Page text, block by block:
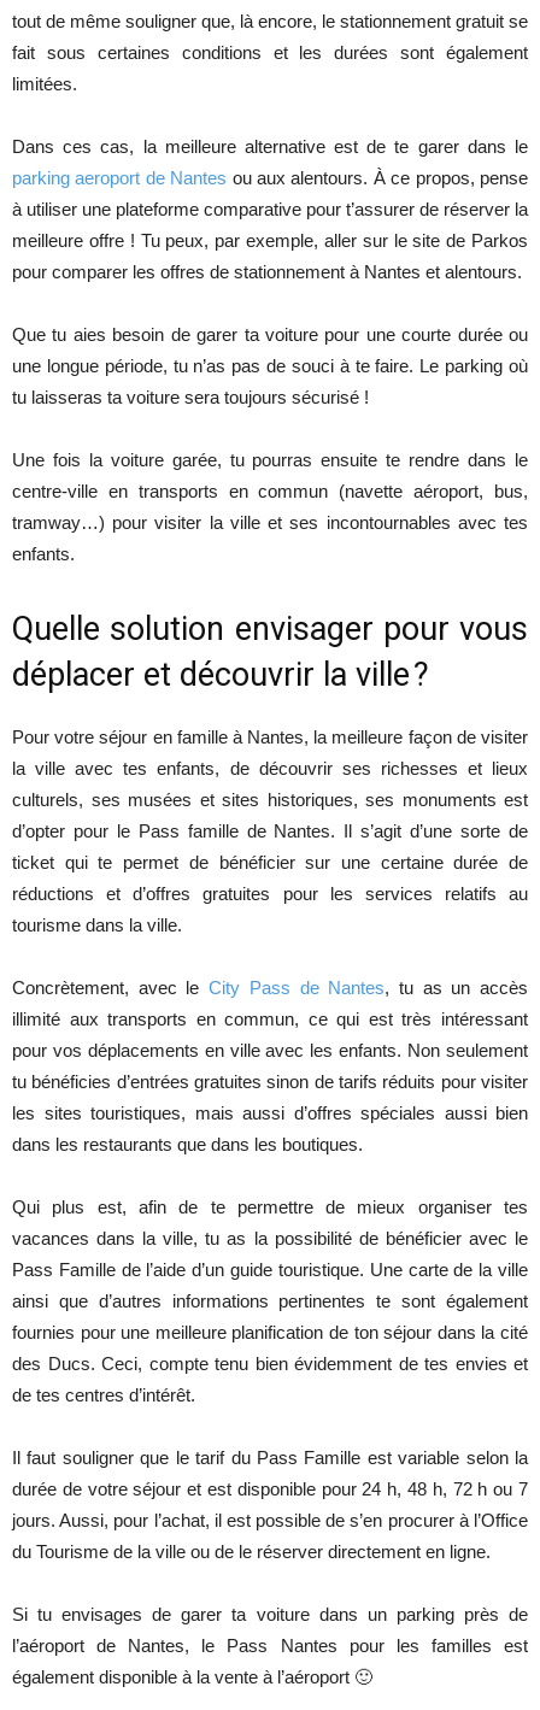
tout de même souligner que, là encore, le stationnement gratuit se
fait sous certaines conditions et les durées sont également
limitées.
Dans ces cas, la meilleure alternative est de te garer dans le
parking aeroport de Nantes ou aux alentours. À ce propos, pense
à utiliser une plateforme comparative pour t’assurer de réserver la
meilleure offre ! Tu peux, par exemple, aller sur le site de Parkos
pour comparer les offres de stationnement à Nantes et alentours.
Que tu aies besoin de garer ta voiture pour une courte durée ou
une longue période, tu n’as pas de souci à te faire. Le parking où
tu laisseras ta voiture sera toujours sécurisé !
Une fois la voiture garée, tu pourras ensuite te rendre dans le
centre-ville en transports en commun (navette aéroport, bus,
tramway…) pour visiter la ville et ses incontournables avec tes
enfants.
Quelle solution envisager pour vous
déplacer et découvrir la ville ?
Pour votre séjour en famille à Nantes, la meilleure façon de visiter
la ville avec tes enfants, de découvrir ses richesses et lieux
culturels, ses musées et sites historiques, ses monuments est
d’opter pour le Pass famille de Nantes. Il s’agit d’une sorte de
ticket qui te permet de bénéficier sur une certaine durée de
réductions et d’offres gratuites pour les services relatifs au
tourisme dans la ville.
Concrètement, avec leCity Pass de Nantes, tu as un accès
illimité aux transports en commun, ce qui est très intéressant
pour vos déplacements en ville avec les enfants. Non seulement
tu bénéficies d’entrées gratuites sinon de tarifs réduits pour visiter
les sites touristiques, mais aussi d’offres spéciales aussi bien
dans les restaurants que dans les boutiques.
Qui plus est, afin de te permettre de mieux organiser tes
vacances dans la ville, tu as la possibilité de bénéficier avec le
Pass Famille de l’aide d’un guide touristique. Une carte de la ville
ainsi que d’autres informations pertinentes te sont également
fournies pour une meilleure planification de ton séjour dans la cité
des Ducs. Ceci, compte tenu bien évidemment de tes envies et
de tes centres d’intérêt.
Il faut souligner que le tarif du Pass Famille est variable selon la
durée de votre séjour et est disponible pour 24 h, 48 h, 72 h ou 7
jours. Aussi, pour l’achat, il est possible de s’en procurer à l’Office
du Tourisme de la ville ou de le réserver directement en ligne.
Si tu envisages de garer ta voiture dans un parking près de
l’aéroport de Nantes, le Pass Nantes pour les familles est
également disponible à la vente à l’aéroport 🙂